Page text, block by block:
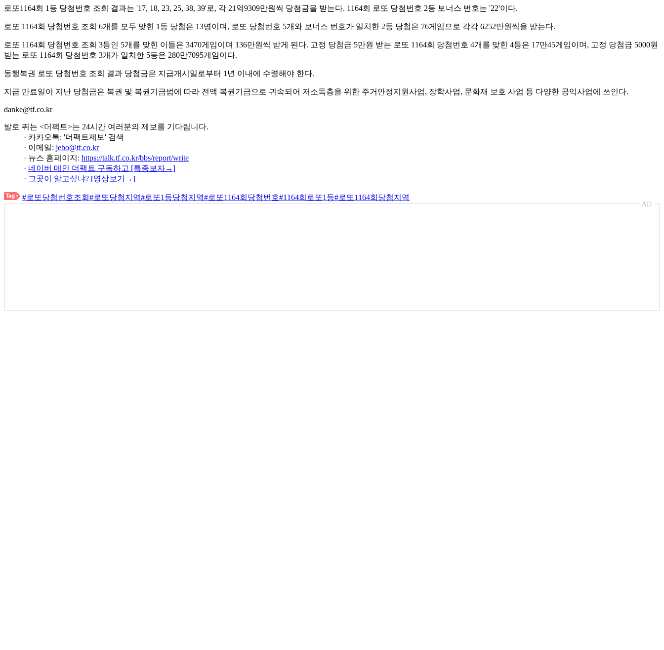
로또1164회 1등 당첨번호 조회 결과는 '17, 18, 23, 25, 38, 39'로, 각 21억9309만원씩 당첨금을 받는다. 1164회 로또 당첨번호 2등 보너스 번호는 '22'이다.
로또 1164회 당첨번호 조회 6개를 모두 맞힌 1등 당첨은 13명이며, 로또 당첨번호 5개와 보너스 번호가 일치한 2등 당첨은 76게임으로 각각 6252만원씩을 받는다.
로또 1164회 당첨번호 조회 3등인 5개를 맞힌 이들은 3470게임이며 136만원씩 받게 된다. 고정 당첨금 5만원 받는 로또 1164회 당첨번호 4개를 맞힌 4등은 17만45게임이며, 고정 당첨금 5000원
받는 로또 1164회 당첨번호 3개가 일치한 5등은 280만7095게임이다.
동행복권 로또 당첨번호 조회 결과 당첨금은 지급개시일로부터 1년 이내에 수령해야 한다.
지급 만료일이 지난 당첨금은 복권 및 복권기금법에 따라 전액 복권기금으로 귀속되어 저소득층을 위한 주거안정지원사업, 장학사업, 문화재 보호 사업 등 다양한 공익사업에 쓰인다.
danke@tf.co.kr
발로 뛰는 <더팩트>는 24시간 여러분의 제보를 기다립니다.
· 카카오톡: '더팩트제보' 검색
· 이메일: jebo@tf.co.kr
· 뉴스 홈페이지: https://talk.tf.co.kr/bbs/report/write
· 네이버 메인 더팩트 구독하고 [특종보자→]
· 그곳이 알고싶냐? [영상보기→]
#로또당첨번호조회 #로또당첨지역#로또1등당첨지역#로또1164회당첨번호#1164회로또1등#로또1164회당첨지역
AD